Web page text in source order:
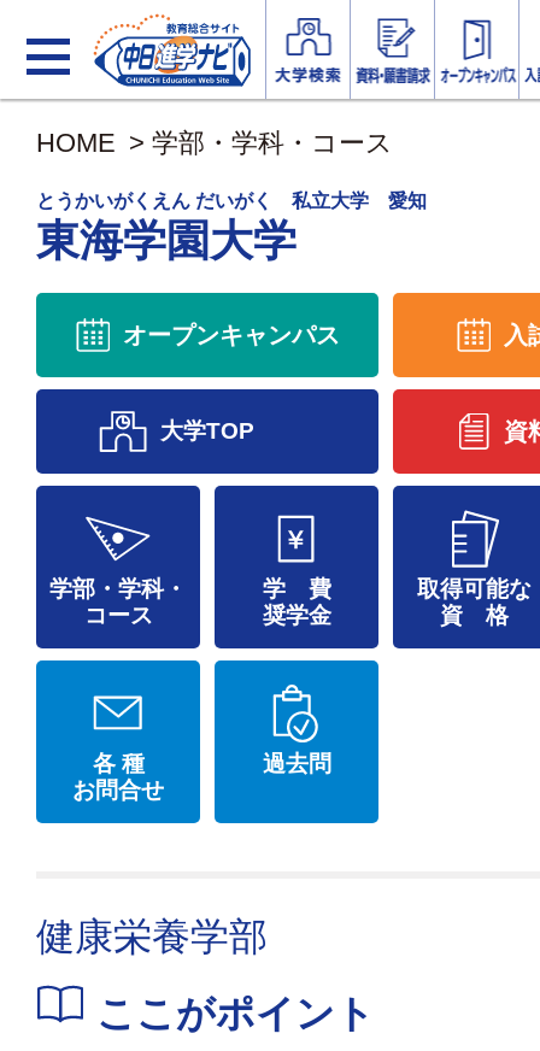
HOME > 学部・学科・コース
とうかいがくえん だいがく 私立大学 愛知
東海学園大学
オープンキャンパス 入
資
大学TOP
学部・学科・
コース
学 費
奨学金
取得可能な
資 格
各 種
お問合せ
過去問
健康栄養学部
ここがポイント